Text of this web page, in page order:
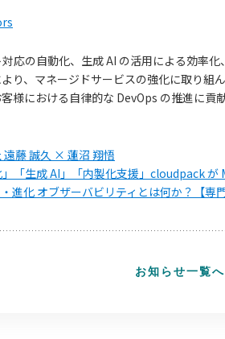
応の自動化、生成 AI の活用による効率
り、マネージドサービスの強化に取り
様における自律的な DevOps の推進に貢
遠藤 誠久 × 蓮沼 翔悟
「生成 AI」「内製化支援」cloudpack が
進化 オブザーバビリティとは何か？【専
お知らせ一覧